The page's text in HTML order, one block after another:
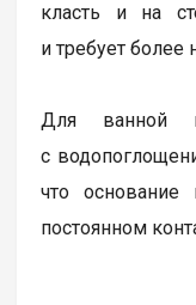
класть и на
и требует более
Для ванной
с
что
постоянном